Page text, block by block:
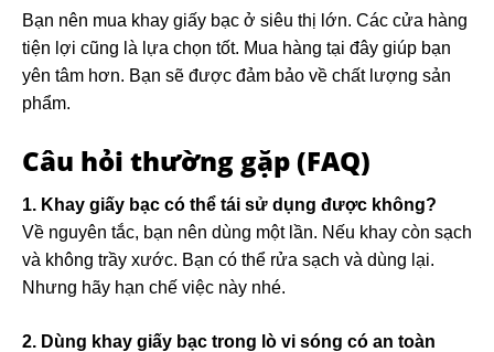
Bạn nên mua khay giấy bạc ở siêu thị lớn. Các cửa hàng
tiện lợi cũng là lựa chọn tốt. Mua hàng tại đây giúp bạn
yên tâm hơn. Bạn sẽ được đảm bảo về chất lượng sản
phẩm.
Câu hỏi thường gặp (FAQ)
1. Khay giấy bạc có thể tái sử dụng được không?
Về nguyên tắc, bạn nên dùng một lần. Nếu khay còn sạch
và không trầy xước. Bạn có thể rửa sạch và dùng lại.
Nhưng hãy hạn chế việc này nhé.
2. Dùng khay giấy bạc trong lò vi sóng có an toàn